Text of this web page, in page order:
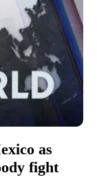
as
fight